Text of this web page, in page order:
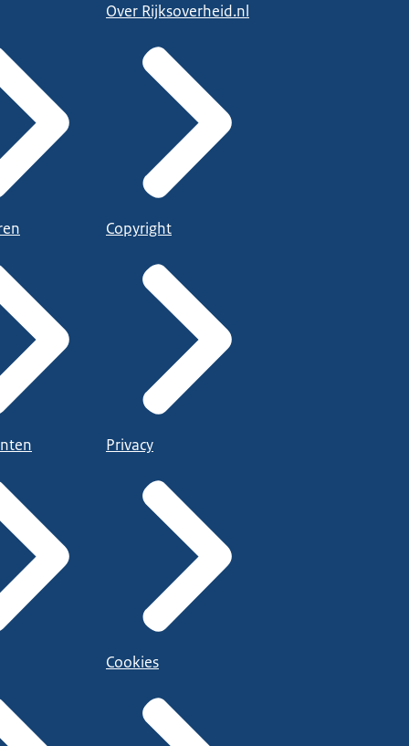
Over Rijksoverheid.nl
Copyright
Privacy
Cookies